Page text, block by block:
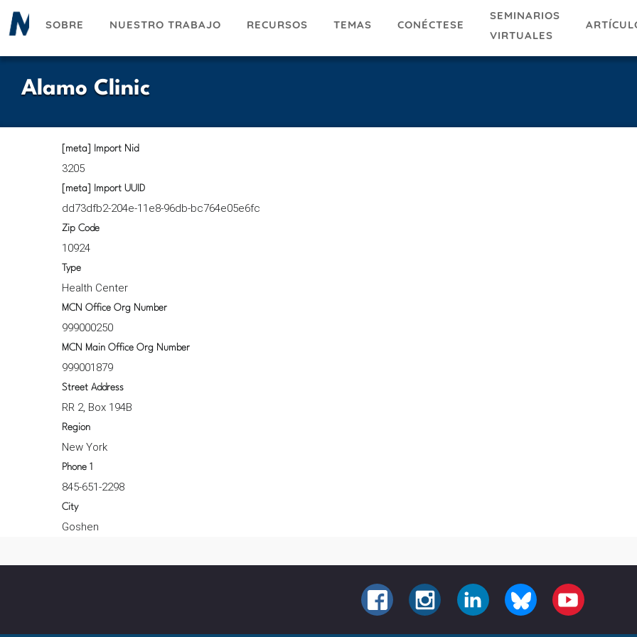
Pasar
SOBRE NUESTRO TRABAJO RECURSOS TEMAS CONÉCTESE
SEMINARIOS
VIRTUALES
Alamo Clinic
[meta] Import Nid
3205
[meta] Import UUID
dd73dfb2-204e-11e8-96db-bc764e05e6fc
Zip Code
10924
Type
Health Center
MCN Office Org Number
999000250
MCN Main Office Org Number
999001879
Street Address
RR 2, Box 194B
Region
New York
Phone 1
845-651-2298
City
Goshen
FACEBOOKINSTAGRAMLINKEDIN BLUESKY YOUTUBE